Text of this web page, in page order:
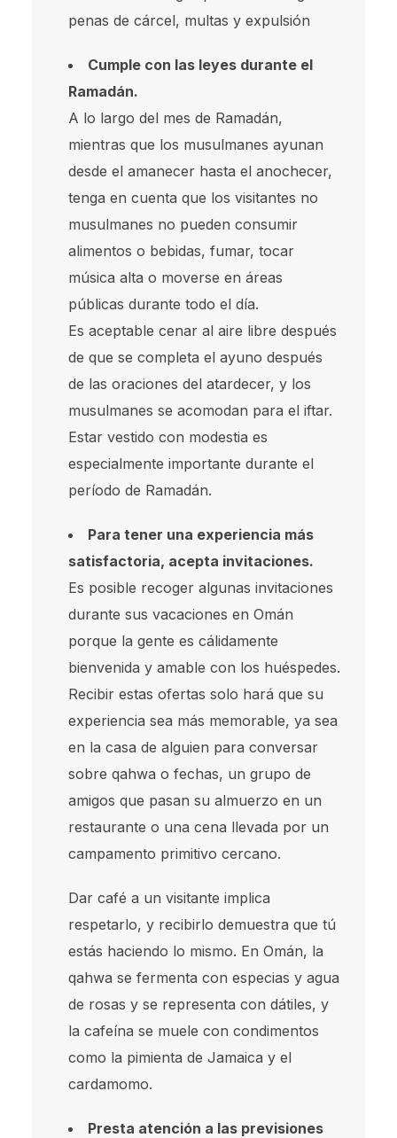
penas de cárcel, multas y expulsión
Cumple con las leyes durante el
Ramadán.
A lo largo del mes de Ramadán,
mientras que los musulmanes ayunan
desde el amanecer hasta el anochecer,
tenga en cuenta que los visitantes no
musulmanes no pueden consumir
alimentos o bebidas, fumar, tocar
música alta o moverse en áreas
públicas durante todo el día.
Es aceptable cenar al aire libre después
de que se completa el ayuno después
de las oraciones del atardecer, y los
musulmanes se acomodan para el iftar.
Estar vestido con modestia es
especialmente importante durante el
período de Ramadán.
Para tener una experiencia más
satisfactoria, acepta invitaciones.
Es posible recoger algunas invitaciones
durante sus vacaciones en Omán
porque la gente es cálidamente
bienvenida y amable con los huéspedes.
Recibir estas ofertas solo hará que su
experiencia sea más memorable, ya sea
en la casa de alguien para conversar
sobre qahwa o fechas, un grupo de
amigos que pasan su almuerzo en un
restaurante o una cena llevada por un
campamento primitivo cercano.
Dar café a un visitante implica
respetarlo, y recibirlo demuestra que tú
estás haciendo lo mismo. En Omán, la
qahwa se fermenta con especias y agua
de rosas y se representa con dátiles, y
la cafeína se muele con condimentos
como la pimienta de Jamaica y el
cardamomo.
Presta atención a las previsiones